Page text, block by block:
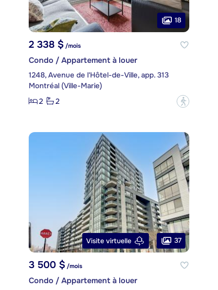
18
2 338 $ /mois
Condo / Appartement à louer
1248, Avenue de l'Hôtel-de-Ville, app. 313
Montréal (Ville-Marie)
2
2 ?
Visite virtuelle 37
3 500 $/mois
Condo / Appartement à louer